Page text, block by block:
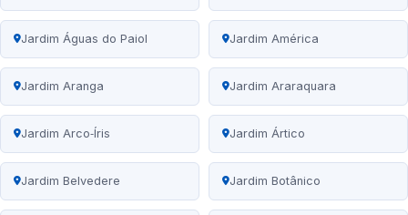
Jardim Águas do Paiol Jardim América
Jardim Aranga Jardim Araraquara
Jardim Arco‑Íris Jardim Ártico
Jardim Belvedere Jardim Botânico